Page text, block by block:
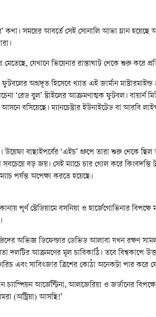
কথা। সময়ের আবর্তে সেই সোনালি আভা ম্লান
যেখানে ভিয়েনার রাস্তাঘাট থেকে শুরু করে
অগ্রদূত হিসেবে খ্যাত এই জার্মান
বুল’ স্টাইলের আক্রমণাত্মক ফুটবল। বায়ার্ন
বসিয়েছে। ম্যানচেস্টার ইউনাইটেড বা আরবি
বাছাইপর্বের ‘এইচ’ গ্রুপে তারা শুরু থেকে
বড় জয়। সেই ম্যাচে চার গোল করে কিংবদন্তি
পর্যন্ত অপেক্ষা করতে হয়েছে।
পূর্ণ স্টেডিয়ামে বসনিয়া ও হার্জেগোভিনার
অভিজ্ঞ ডিফেন্ডার ডেভিড আলাবা যখন রক্ষণ
দলটির আক্রমণের মূল চাবিকাঠি। তবে বিশ্বকাপে
এবং সাবিৎজার ত্রিশের কোঠা অনেকটা পার করে
চ্যাম্পিয়ন আর্জেন্টিনা, আলজেরিয়া ও জর্ডানের
(অস্ট্রিয়া) আসছি!’